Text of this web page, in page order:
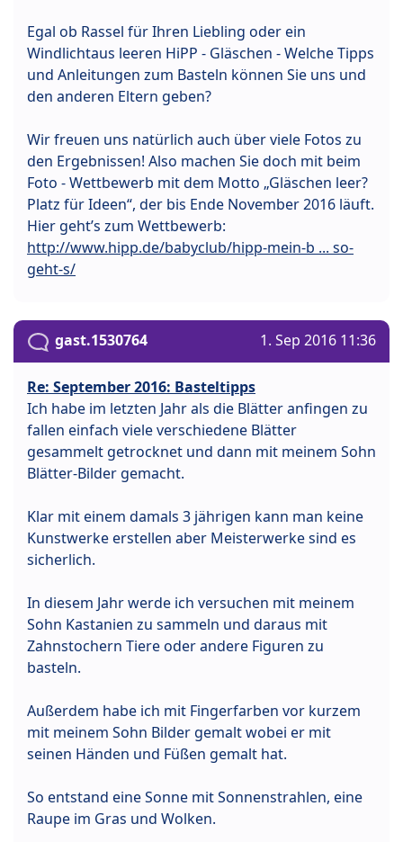
Egal ob Rassel für Ihren Liebling oder ein
Windlichtaus leeren HiPP - Gläschen - Welche Tipps
und Anleitungen zum Basteln können Sie uns und
den anderen Eltern geben?
Wir freuen uns natürlich auch über viele Fotos zu
den Ergebnissen! Also machen Sie doch mit beim
Foto - Wettbewerb mit dem Motto „Gläschen leer?
Platz für Ideen“, der bis Ende November 2016 läuft.
Hier geht’s zum Wettbewerb:
http://www.hipp.de/babyclub/hipp-mein-b ... so-
geht-s/
gast.1530764 1. Sep 2016 11:36
Re: September 2016: Basteltipps
Ich habe im letzten Jahr als die Blätter anfingen zu
fallen einfach viele verschiedene Blätter
gesammelt getrocknet und dann mit meinem Sohn
Blätter-Bilder gemacht.
Klar mit einem damals 3 jährigen kann man keine
Kunstwerke erstellen aber Meisterwerke sind es
sicherlich.
In diesem Jahr werde ich versuchen mit meinem
Sohn Kastanien zu sammeln und daraus mit
Zahnstochern Tiere oder andere Figuren zu
basteln.
Außerdem habe ich mit Fingerfarben vor kurzem
mit meinem Sohn Bilder gemalt wobei er mit
seinen Händen und Füßen gemalt hat.
So entstand eine Sonne mit Sonnenstrahlen, eine
Raupe im Gras und Wolken.